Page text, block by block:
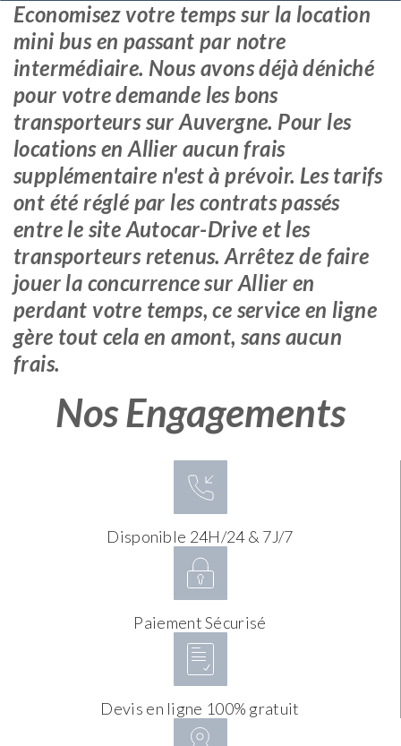
Economisez votre temps sur la location
mini bus en passant par notre
intermédiaire. Nous avons déjà déniché
pour votre demande les bons
transporteurs sur Auvergne. Pour les
locations en Allier aucun frais
supplémentaire n'est à prévoir. Les tarifs
ont été réglé par les contrats passés
entre le site Autocar-Drive et les
transporteurs retenus. Arrêtez de faire
jouer la concurrence sur Allier en
perdant votre temps, ce service en ligne
gère tout cela en amont, sans aucun
frais.
Nos Engagements
Disponible 24H/24 & 7J/7
Paiement Sécurisé
Devis en ligne 100% gratuit